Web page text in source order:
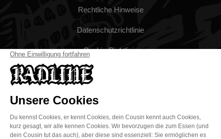
Rechtliche Hinweise
Datenschutzrichtlinie
Cookie-Richtlinie
Cookies und persönliche Daten
Kultur und Tipps
Medien